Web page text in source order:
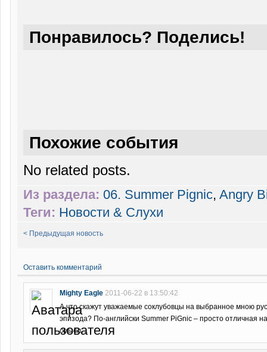
Понравилось? Поделись!
Похожие события
No related posts.
Из раздела: 06. Summer Pignic, Angry
Теги: Новости & Слухи
< Предыдущая новость
Оставить комментарий
Mighty Eagle 2011-06-22 в 13:50:42
А что скажут уважаемые соклубовцы на выбранное мною
эпизода? По-английски Summer PiGnic – просто отличная
смысл…